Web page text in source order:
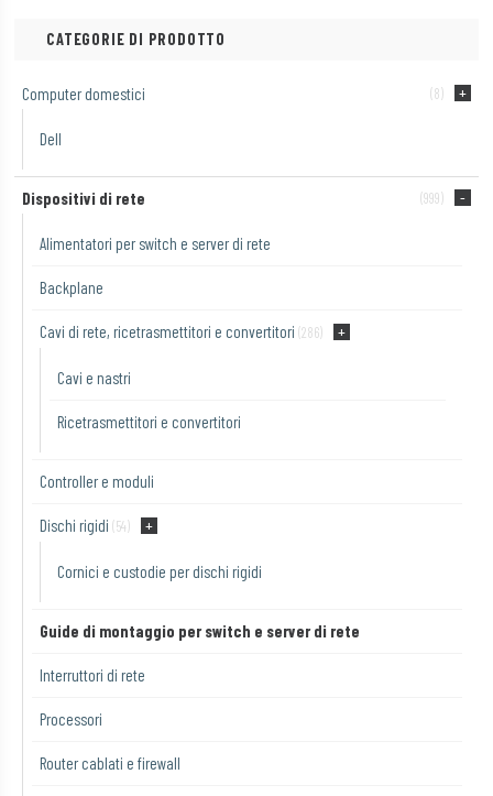
CATEGORIE DI PRODOTTO
Computer domestici (8)
Dell
Dispositivi di rete (999)
Alimentatori per switch e server di rete
Backplane
Cavi di rete, ricetrasmettitori e convertitori (286)
Cavi e nastri
Ricetrasmettitori e convertitori
Controller e moduli
Dischi rigidi (54)
Cornici e custodie per dischi rigidi
Guide di montaggio per switch e server di rete
Interruttori di rete
Processori
Router cablati e firewall